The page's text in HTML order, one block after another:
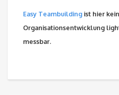
Easy Teambuilding ist hier
Organisationsentwicklung
messbar.